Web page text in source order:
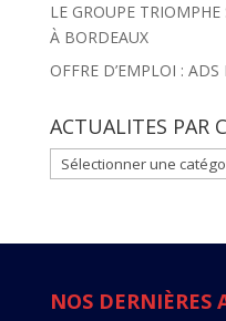
LE GROUPE TRIOMPHE
À BORDEAUX
OFFRE D’EMPLOI :
ACTUALITES PAR
ACTUALITES
PAR
NOS DERNIÈRES